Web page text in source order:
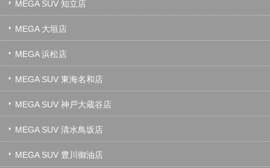
MEGA SUV 知立店
MEGA 大垣店
MEGA 浜松店
MEGA SUV 東海名和店
MEGA SUV 神戸大蔵谷店
MEGA SUV 清水鳥坂店
MEGA SUV 豊川御油店